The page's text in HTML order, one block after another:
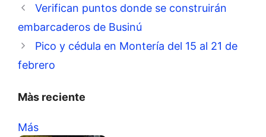
Verifican puntos donde se construirán
embarcaderos de Businú
Pico y cédula en Montería del 15 al 21 de
febrero
Màs reciente
Más